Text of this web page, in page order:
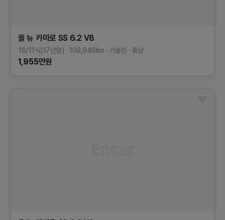
올 뉴 카마로 SS 6.2 V8
16/11식(17년형) 109,946km 가솔린 충남
1,955만원